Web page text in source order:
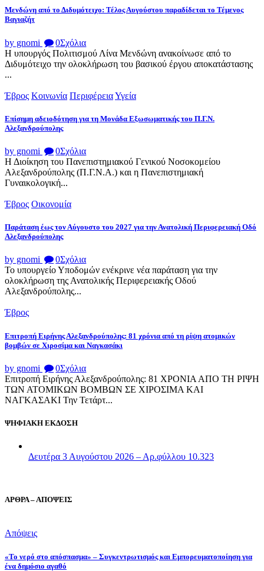
Μενδώνη από το Διδυμότειχο: Τέλος Αυγούστου παραδίδεται το Τέμενος
Βαγιαζήτ
by gnomi 0Σχόλια
Η υπουργός Πολιτισμού Λίνα Μενδώνη ανακοίνωσε από το
Διδυμότειχο την ολοκλήρωση του βασικού έργου αποκατάστασης
...
Έβρος Κοινωνία ΠεριφέρειαΥγεία
Επίσημη αδειοδότηση για τη Μονάδα Εξωσωματικής του Π.Γ.Ν.
Αλεξανδρούπολης
by gnomi 0Σχόλια
Η Διοίκηση του Πανεπιστημιακού Γενικού Νοσοκομείου
Αλεξανδρούπολης (Π.Γ.Ν.Α.) και η Πανεπιστημιακή
Γυναικολογική...
Έβρος Οικονομία
Παράταση έως τον Αύγουστο του 2027 για την Ανατολική Περιφερειακή Οδό
Αλεξανδρούπολης
by gnomi 0Σχόλια
Το υπουργείο Υποδομών ενέκρινε νέα παράταση για την
ολοκλήρωση της Ανατολικής Περιφερειακής Οδού
Αλεξανδρούπολης...
Έβρος
Επιτροπή Ειρήνης Αλεξανδρούπολης: 81 χρόνια από τη ρίψη ατομικών
βομβών σε Χιροσίμα και Ναγκασάκι
by gnomi 0Σχόλια
Επιτροπή Ειρήνης Αλεξανδρούπολης: 81 ΧΡΟΝΙΑ ΑΠΟ ΤΗ ΡΙΨΗ
ΤΩΝ ΑΤΟΜΙΚΩΝ ΒΟΜΒΩΝ ΣΕ ΧΙΡΟΣΙΜΑ ΚΑΙ
ΝΑΓΚΑΣΑΚΙ Την Τετάρτ...
ΨΗΦΙΑΚΗ ΕΚΔΟΣΗ
Δευτέρα 3 Αυγούστου 2026 – Αρ.φύλλου 10.323
ΑΡΘΡΑ – ΑΠΟΨΕΙΣ
Απόψεις
«Το νερό στο απόσπασμα» – Συγκεντρωτισμός και Εμπορευματοποίηση για
ένα δημόσιο αγαθό